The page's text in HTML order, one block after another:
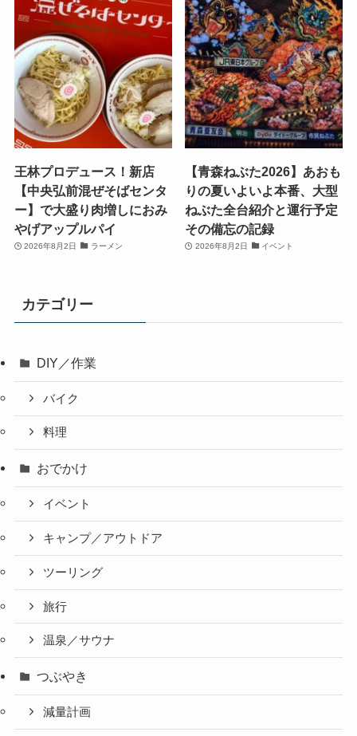
王林プロデュース！新店
【中央弘前混ぜそばセンタ
ー】で大盛り肉増しにおみ
やげアップルパイ
2026年8月2日 ラーメン
【青森ねぶた2026】あおも
りの夏いよいよ本番、大型
ねぶた全台紹介と運行予定
その備忘の記録
2026年8月2日 イベント
カテゴリー
DIY／作業
バイク
料理
おでかけ
イベント
キャンプ／アウトドア
ツーリング
旅行
温泉／サウナ
つぶやき
減量計画